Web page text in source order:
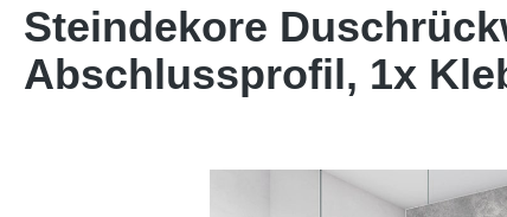
Steindekore
Abschlussprofil, 1x